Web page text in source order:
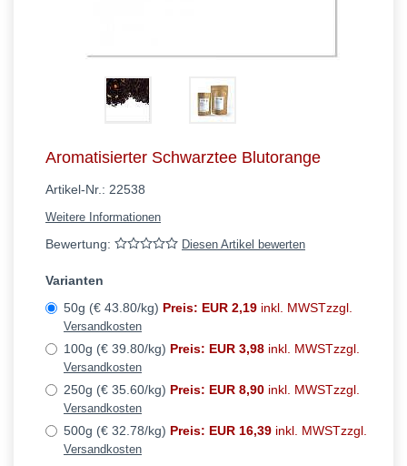
Aromatisierter Schwarztee Blutorange
Artikel-Nr.: 22538
Weitere Informationen
Bewertung: Diesen Artikel bewerten
Varianten
50g (€ 43.80/kg) Preis: EUR 2,19 inkl. MWSTzzgl.
Versandkosten
100g (€ 39.80/kg) Preis: EUR 3,98 inkl. MWSTzzgl.
Versandkosten
250g (€ 35.60/kg) Preis: EUR 8,90 inkl. MWSTzzgl.
Versandkosten
500g (€ 32.78/kg) Preis: EUR 16,39 inkl. MWSTzzgl.
Versandkosten